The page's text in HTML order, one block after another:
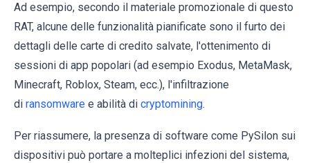
Ad esempio, secondo il materiale promozionale di questo
RAT, alcune delle funzionalità pianificate sono il furto dei
dettagli delle carte di credito salvate, l'ottenimento di
sessioni di app popolari (ad esempio Exodus, MetaMask,
Minecraft, Roblox, Steam, ecc.), l'infiltrazione
di ransomware e abilità di cryptomining.
Per riassumere, la presenza di software come PySilon sui
dispositivi può portare a molteplici infezioni del sistema,